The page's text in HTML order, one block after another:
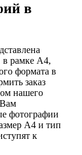
в
в рамке А4,
формата в
заказ
нашего
фотографии
А4 и тип
к